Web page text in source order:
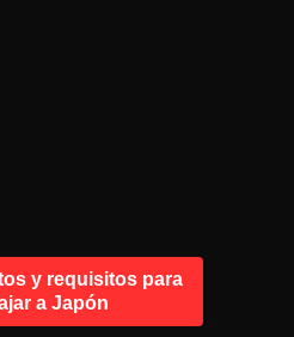
y requisitos para
a Japón